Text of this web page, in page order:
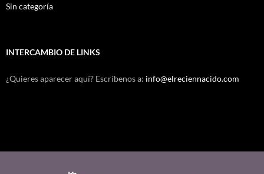
Sin categoría
INTERCAMBIO DE LINKS
¿Quieres aparecer aquí? Escríbenos a: info@elreciennacido.com